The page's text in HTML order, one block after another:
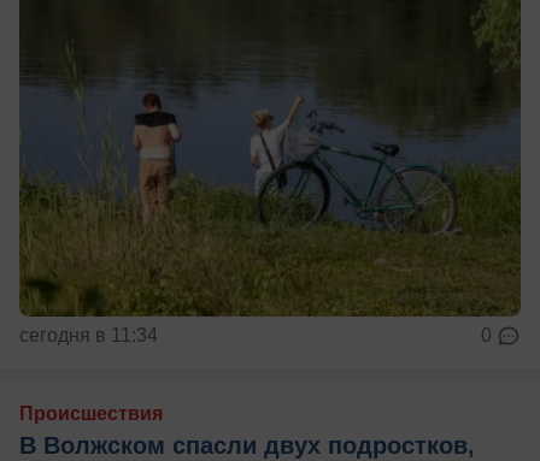
сегодня в 11:34 0
Происшествия
В Волжском спасли двух подростков,